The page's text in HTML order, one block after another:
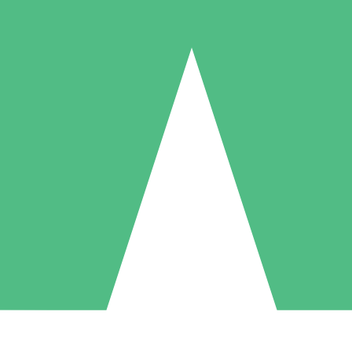
Individuella Kreditpaket
per användning med nedladdningskrediter. Inget månatligt åtagande
5 Nedladdningar
US$